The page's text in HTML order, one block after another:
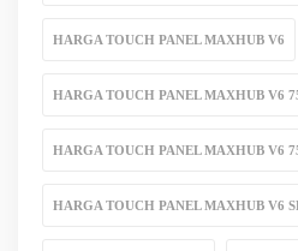
HARGA TOUCH PANEL MAXHUB V6
HARGA TOUCH PANEL MAXHUB V6
HARGA TOUCH PANEL MAXHUB V6
HARGA TOUCH PANEL MAXHUB V6